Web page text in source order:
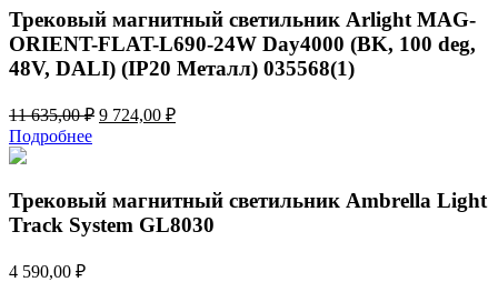
240,00 ₽.
Трековый магнитный светильник Arlight MAG-
ORIENT-FLAT-L690-24W Day4000 (BK, 100 deg,
48V, DALI) (IP20 Металл) 035568(1)
11 635,00₽ Первоначальная
635,00 ₽.
9 724,00 ₽Текущая
Подробнее
Трековый магнитный светильник Ambrella Light
Track System GL8030
4 590,00 ₽